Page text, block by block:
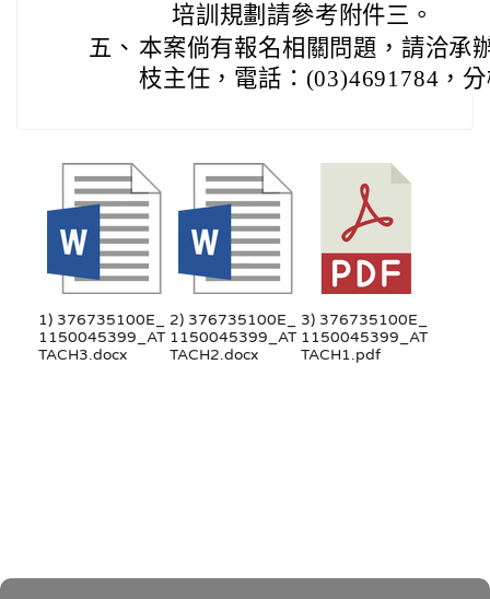
培訓規劃請參考附件三。
五、 本案倘有報名相關問題，請洽承
枝主任，電話：(03)4691784，
1) 376735100E_
1150045399_AT
TACH3.docx
2) 376735100E_
1150045399_AT
TACH2.docx
3) 376735100E_
1150045399_AT
TACH1.pdf